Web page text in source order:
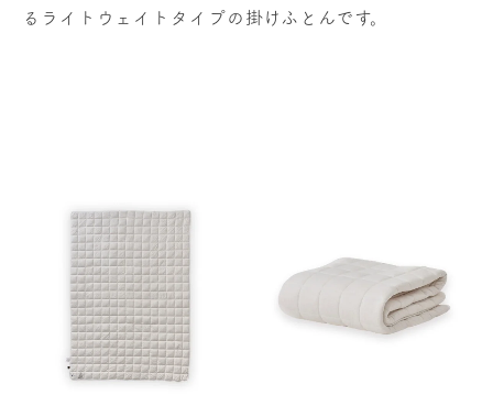
るライトウェイトタイプの掛けふとんです。